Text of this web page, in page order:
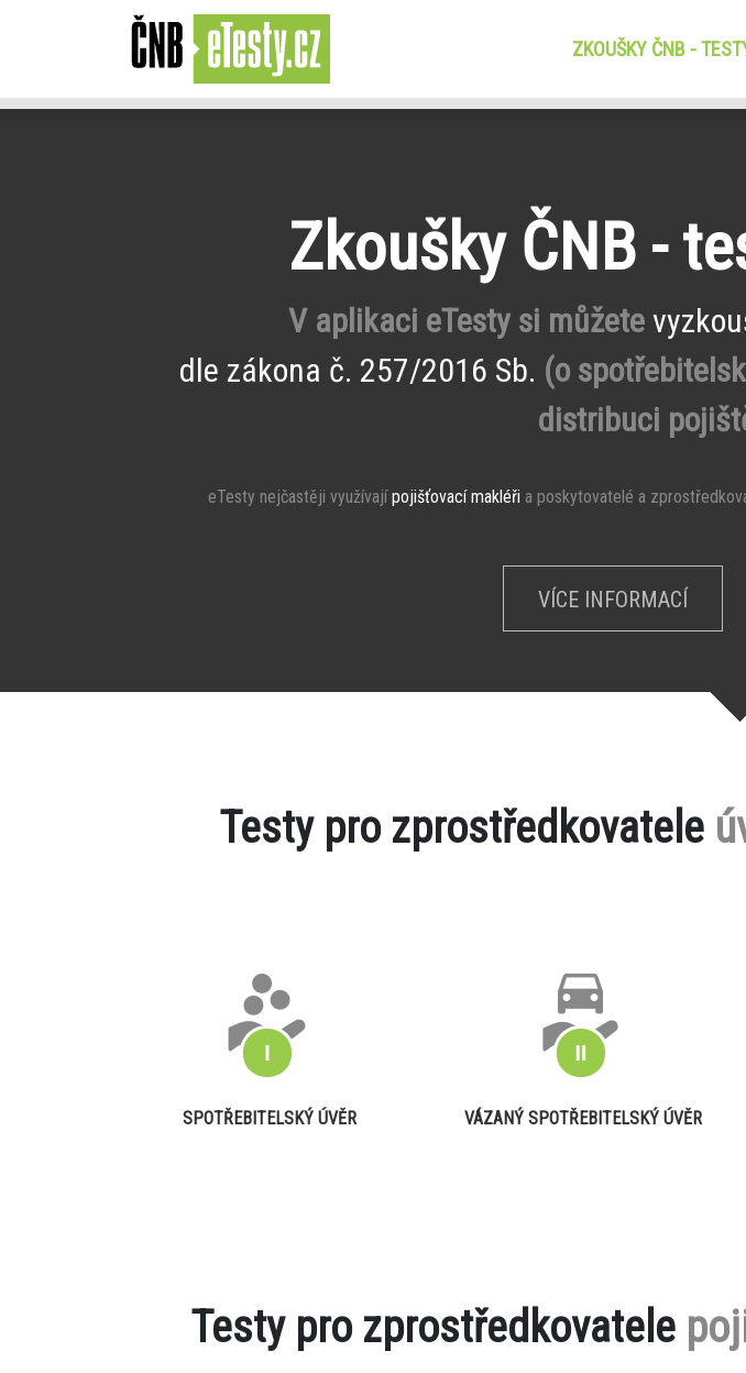
ZKOUŠKY ČNB -
Zkoušky ČNB -
V aplikaci eTesty si můžete
dle zákona č. 257/2016 Sb. (o
distribuci
eTesty nejčastěji využívajípojišťovací makléři a poskytovatelé a
VÍCE INFORMACÍ
Testy pro zprostředkovatele
SPOTŘEBITELSKÝ ÚVĚR VÁZANÝ SPOTŘEBITELSKÝ ÚVĚR
Testy pro zprostředkovatele